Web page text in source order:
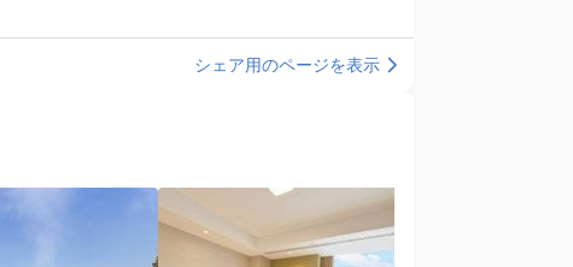
シェア用のページを表示